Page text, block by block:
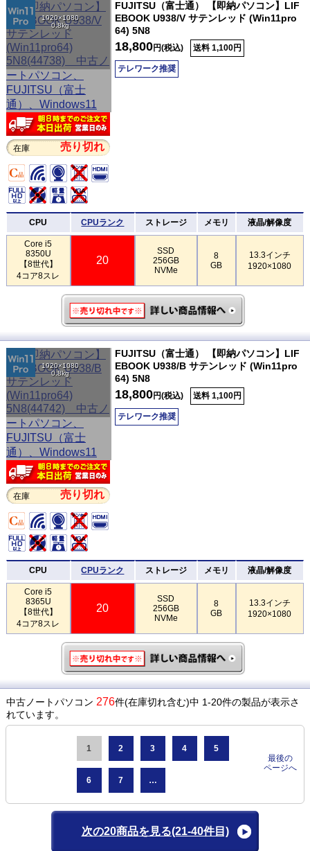
1920×1080
0.8kg
在庫 売り切れ
FUJITSU（富士通） 【即納パソコン】LIF
EBOOK U938/V サテンレッド (Win11pro
64) 5N8
18,800円(税込) 送料 1,100円
テレワーク推奨
CPU CPUランク ストレージ メモリ 液晶/解像度
Core i5
8350U
【8世代】
4コア8スレ
20
SSD
256GB
NVMe
8
GB
13.3インチ
1920×1080
1920×1080
0.8kg
在庫 売り切れ
FUJITSU（富士通） 【即納パソコン】LIF
EBOOK U938/B サテンレッド (Win11pro
64) 5N8
18,800円(税込) 送料 1,100円
テレワーク推奨
CPU CPUランク ストレージ メモリ 液晶/解像度
Core i5
8365U
【8世代】
4コア8スレ
20
SSD
256GB
NVMe
8
GB
13.3インチ
1920×1080
中古ノートパソコン 276件(在庫切れ含む)中 1-20件の製品が表示さ
れています。
1 2 3 4 5
6 7 …
最後の
ページへ
次の20商品を見る(21-40件目)